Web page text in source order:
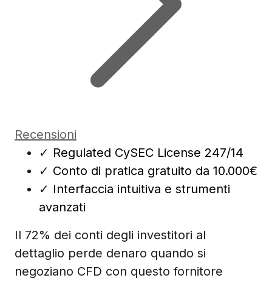
Recensioni
✓ Regulated CySEC License 247/14
✓ Conto di pratica gratuito da 10.000€
✓ Interfaccia intuitiva e strumenti
avanzati
Il 72% dei conti degli investitori al
dettaglio perde denaro quando si
negoziano CFD con questo fornitore